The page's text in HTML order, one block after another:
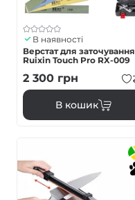
В наявності
Верстат для заточування
Ruixin Touch Pro RX-009
2 300 грн
В кошик